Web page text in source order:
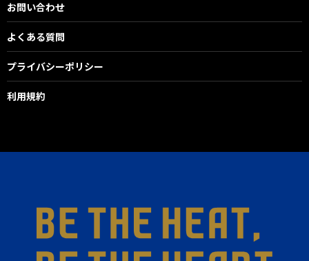
お問い合わせ
よくある質問
プライバシーポリシー
利用規約